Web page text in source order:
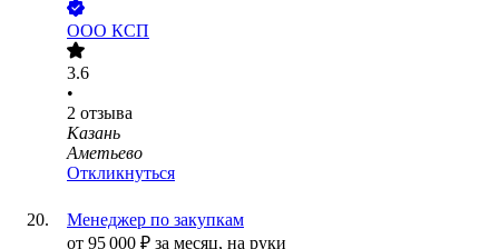
ООО КСП
3.6
•
2 отзыва
Казань
Аметьево
Откликнуться
Менеджер по закупкам
от 95 000 ₽ за месяц, на руки